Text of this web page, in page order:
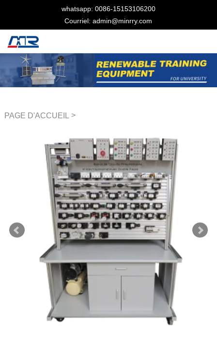
whatsapp: 0086-15153106200
Courriel: admin@minrry.com
PAGE D'ACCUEIL >